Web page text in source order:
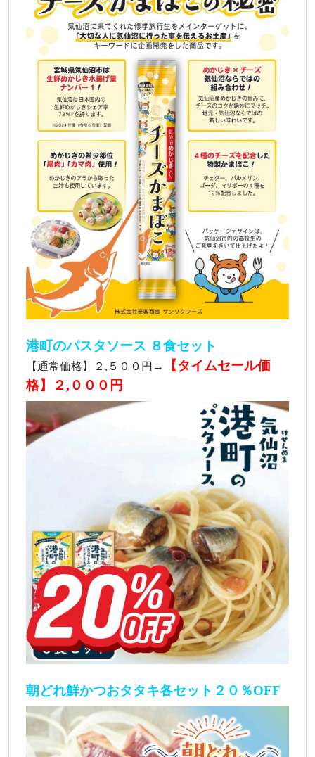
港町のパスタソース ８食セット
【通常価格】２,５００円→
【タイムセール価
格】２,０００円
朝どれ鮮かつおタタキ各セット２０％OFF